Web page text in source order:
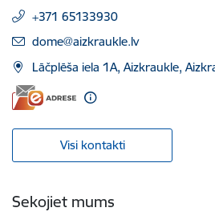
+371 65133930
E-pasts:
dome@aizkraukle.lv
Lāčplēša iela 1A, Aizkraukle,
Visi kontakti
Sekojiet mums